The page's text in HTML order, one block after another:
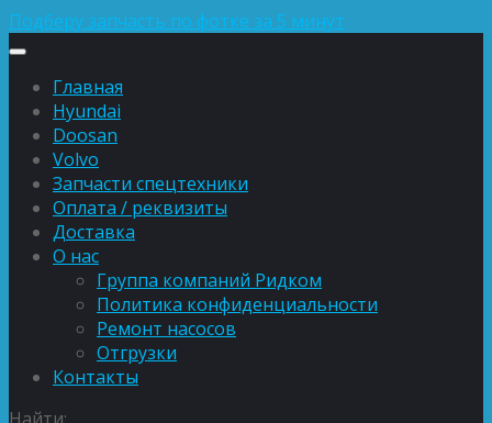
Подберу запчасть по фотке за 5 минут
Главная
Hyundai
Doosan
Volvo
Запчасти спецтехники
Оплата / реквизиты
Доставка
О нас
Группа компаний Ридком
Политика конфиденциальности
Ремонт насосов
Отгрузки
Контакты